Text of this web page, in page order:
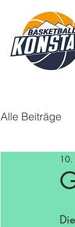
Alle Beiträge
10.